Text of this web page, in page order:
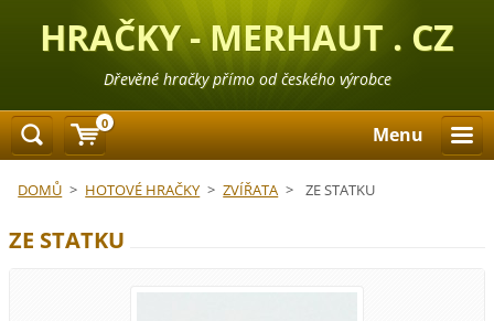
HRAČKY - MERHAUT . CZ
Dřevěné hračky přímo od českého výrobce
Menu
DOMŮ > HOTOVÉ HRAČKY > ZVÍŘATA > ZE STATKU
ZE STATKU
0